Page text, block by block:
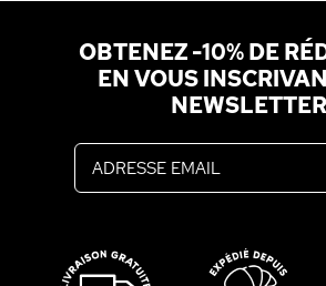
OBTENEZ -10% DE
EN VOUS
NEWSLETTER